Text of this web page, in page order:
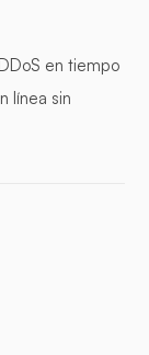
en tiempo
línea sin